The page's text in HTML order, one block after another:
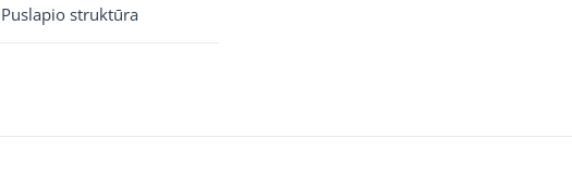
Puslapio struktūra